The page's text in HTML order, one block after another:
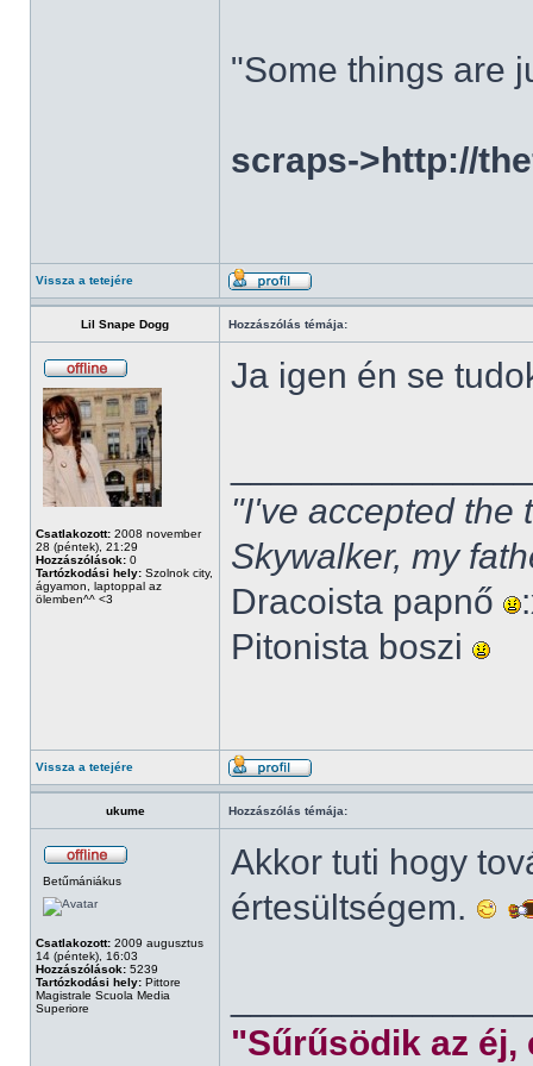
"Some things are
scraps->http://
Vissza a tetejére
Lil Snape Dogg Hozzászólás témája:
Csatlakozott: 2008 november
28 (péntek), 21:29
Hozzászólások: 0
Tartózkodási hely: Szolnok city,
ágyamon, laptoppal az
ölemben^^ <3
Ja igen én se
"I've accepted the
Skywalker, my
Dracoista papnő
Pitonista boszi
Vissza a tetejére
ukume Hozzászólás témája:
Betűmániákus
Csatlakozott: 2009 augusztus
14 (péntek), 16:03
Hozzászólások: 5239
Tartózkodási hely: Pittore
Magistrale Scuola Media
Superiore
Akkor tuti hogy
értesültségem.
"Sűrűsödik az éj,